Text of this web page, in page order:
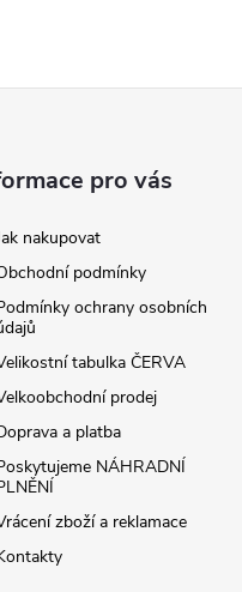
pro vás
nakupovat
podmínky
ochrany osobních
tabulka ČERVA
prodej
a platba
NÁHRADNÍ
zboží a reklamace